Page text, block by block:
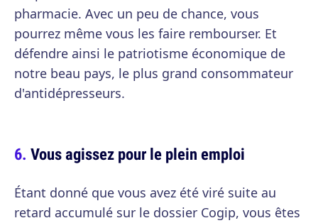
pharmacie. Avec un peu de chance, vous
pourrez même vous les faire rembourser. Et
défendre ainsi le patriotisme économique de
notre beau pays, le plus grand consommateur
d'antidépresseurs.
Vous agissez pour le plein emploi
Étant donné que vous avez été viré suite au
retard accumulé sur le dossier Cogip, vous êtes